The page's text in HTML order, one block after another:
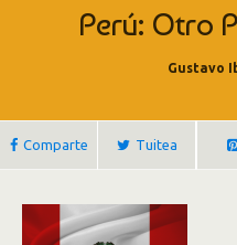
Perú: Otro
Gustavo
Comparte Tuitea